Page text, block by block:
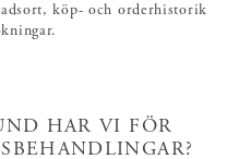
köp- och orderhistorik
HAR VI FÖR